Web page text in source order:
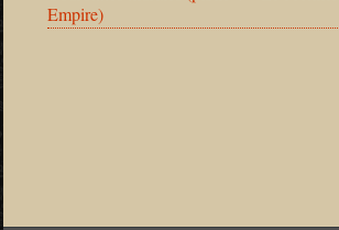
Empire)